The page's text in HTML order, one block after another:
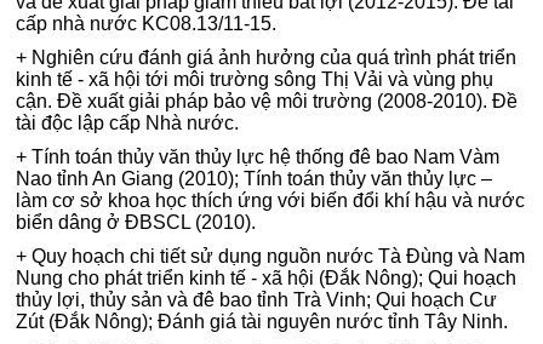
cấp nhà nước KC08.13/11-15.
+ Nghiên cứu đánh giá ảnh hưởng của quá trình phát triển
kinh tế - xã hội tới môi trường sông Thị Vải và vùng phụ
cận. Đề xuất giải pháp bảo vệ môi trường (2008-2010). Đề
tài độc lập cấp Nhà nước.
+ Tính toán thủy văn thủy lực hệ thống đê bao Nam Vàm
Nao tỉnh An Giang (2010); Tính toán thủy văn thủy lực –
làm cơ sở khoa học thích ứng với biến đổi khí hậu và nước
biển dâng ở ĐBSCL (2010).
+ Quy hoạch chi tiết sử dụng nguồn nước Tà Đùng và Nam
Nung cho phát triển kinh tế - xã hội (Đắk Nông); Qui hoạch
thủy lợi, thủy sản và đê bao tỉnh Trà Vinh; Qui hoạch Cư
Zút (Đắk Nông); Đánh giá tài nguyên nước tỉnh Tây Ninh.